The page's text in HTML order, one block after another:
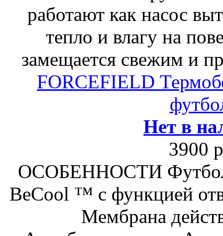
работают как насос
тепло и влагу на
замещается свежим и
FORCEFIELD
Нет в
3900
ОСОБЕННОСТИ
BeCool ™ с функцией
Мембрана